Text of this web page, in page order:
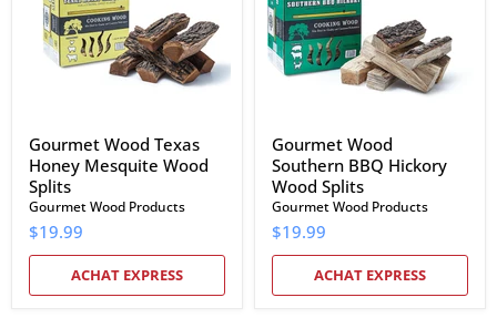
Wood
Splits
Gourmet Wood Texas
Honey Mesquite Wood
Splits
Gourmet Wood Products
$19.99
ACHAT EXPRESS
Wood
Splits
Gourmet Wood
Southern BBQ Hickory
Wood Splits
Gourmet Wood Products
$19.99
ACHAT EXPRESS